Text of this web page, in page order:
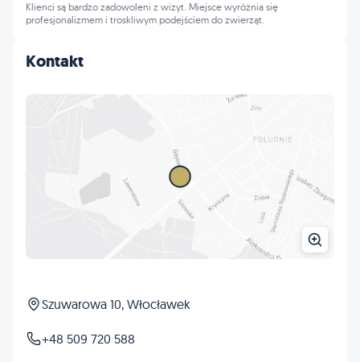
Kontakt
Szuwarowa 10, Włocławek
+48 509 720 588
Klienci są bardzo zadowoleni z wizyt. Miejsce wyróżnia się
profesjonalizmem i troskliwym podejściem do zwierząt.